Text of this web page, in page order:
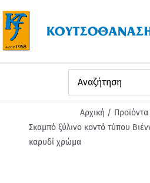
στο
περιεχόμενο
Αρχική Προϊόντα
Σκαμπό ξύλινο κοντό τύπου
καρυδί χρώμα